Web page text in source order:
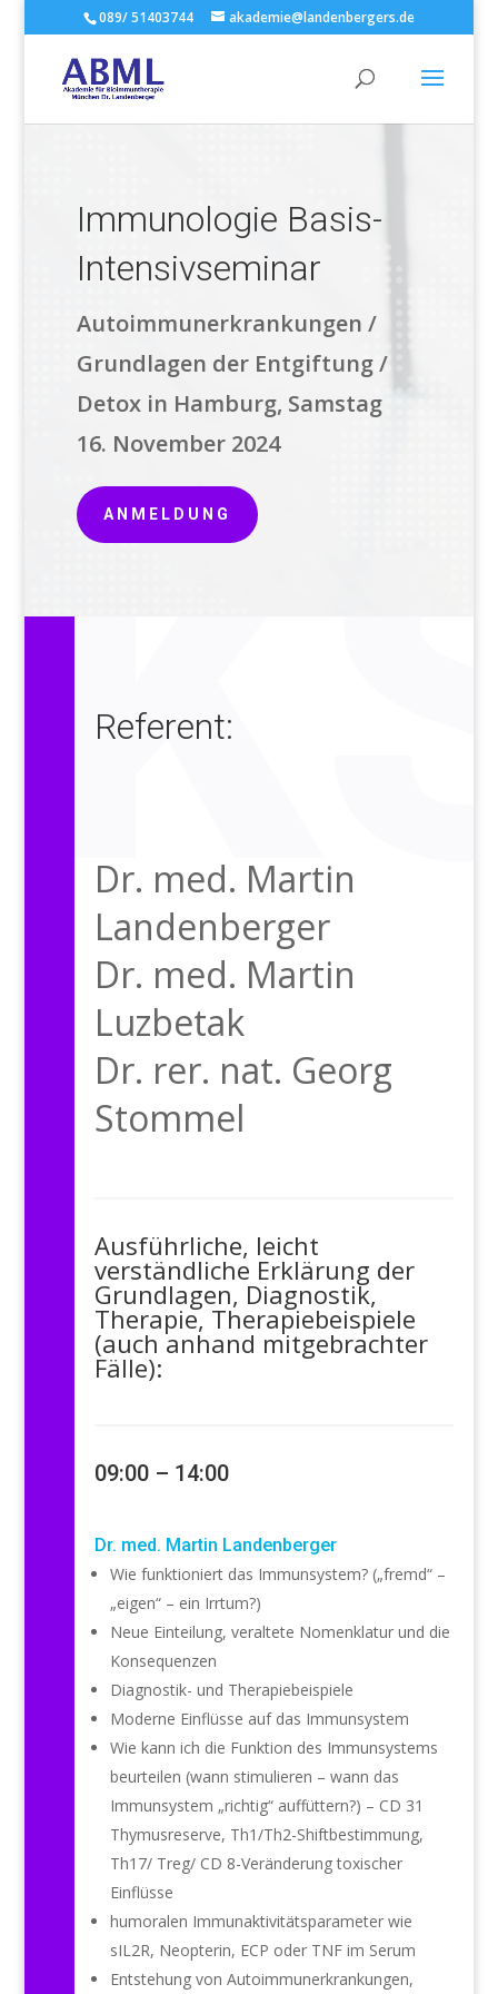
089/ 51403744 akademie@landenbergers.de
Immunologie Basis-
Intensivseminar
Autoimmunerkrankungen /
Grundlagen der Entgiftung /
Detox in Hamburg, Samstag
16. November 2024
ANMELDUNG
Referent:
Dr. med. Martin
Landenberger
Dr. med. Martin
Luzbetak
Dr. rer. nat. Georg
Stommel
Ausführliche, leicht
verständliche Erklärung der
Grundlagen, Diagnostik,
Therapie, Therapiebeispiele
(auch anhand mitgebrachter
Fälle):
09:00 – 14:00
Dr. med. Martin Landenberger
Wie funktioniert das Immunsystem? („fremd“ –
„eigen“ – ein Irrtum?)
Neue Einteilung, veraltete Nomenklatur und die
Konsequenzen
Diagnostik- und Therapiebeispiele
Moderne Einflüsse auf das Immunsystem
Wie kann ich die Funktion des Immunsystems
beurteilen (wann stimulieren – wann das
Immunsystem „richtig“ auffüttern?) – CD 31
Thymusreserve, Th1/Th2-Shiftbestimmung,
Th17/ Treg/ CD 8-Veränderung toxischer
Einflüsse
humoralen Immunaktivitätsparameter wie
sIL2R, Neopterin, ECP oder TNF im Serum
Entstehung von Autoimmunerkrankungen,